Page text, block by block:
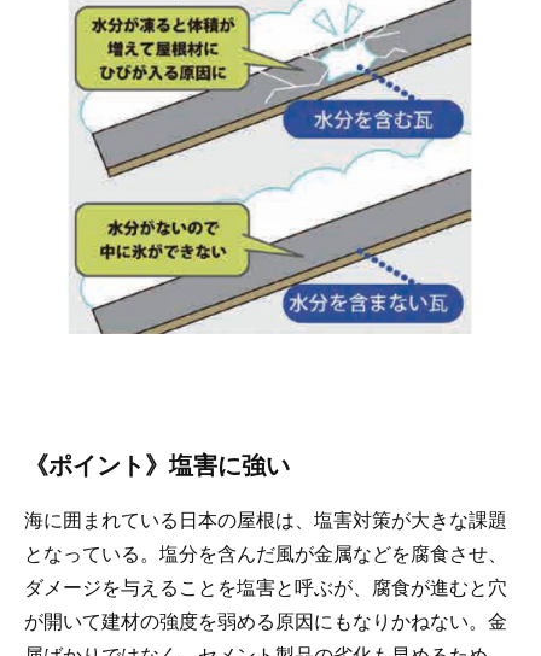
《ポイント》塩害に強い
海に囲まれている日本の屋根は、塩害対策が大きな課題
となっている。塩分を含んだ風が金属などを腐食させ、
ダメージを与えることを塩害と呼ぶが、腐食が進むと穴
が開いて建材の強度を弱める原因にもなりかねない。金